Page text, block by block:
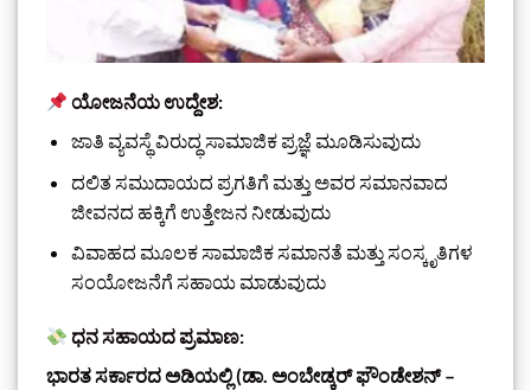
ಯೋಜನೆಯ ಉದ್ದೇಶ:
ಜಾತಿ ವ್ಯವಸ್ಥೆ ವಿರುದ್ಧ ಸಾಮಾಜಿಕ ಪ್ರಜ್ಞೆ ಮೂಡಿಸುವುದು
ದಲಿತ ಸಮುದಾಯದ ಪ್ರಗತಿಗೆ ಮತ್ತು ಅವರ ಸಮಾನವಾದ
ಜೀವನದ ಹಕ್ಕಿಗೆ ಉತ್ತೇಜನ ನೀಡುವುದು
ವಿವಾಹದ ಮೂಲಕ ಸಾಮಾಜಿಕ ಸಮಾನತೆ ಮತ್ತು ಸಂಸ್ಕೃತಿಗಳ
ಸಂಯೋಜನೆಗೆ ಸಹಾಯ ಮಾಡುವುದು
ಧನ ಸಹಾಯದ ಪ್ರಮಾಣ:
ಭಾರತ ಸರ್ಕಾರದ ಅಡಿಯಲ್ಲಿ (ಡಾ. ಅಂಬೇಡ್ಕರ್ ಫೌಂಡೇಶನ್ –